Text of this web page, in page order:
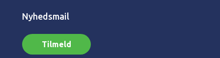
Nyhedsmail
Tilmeld